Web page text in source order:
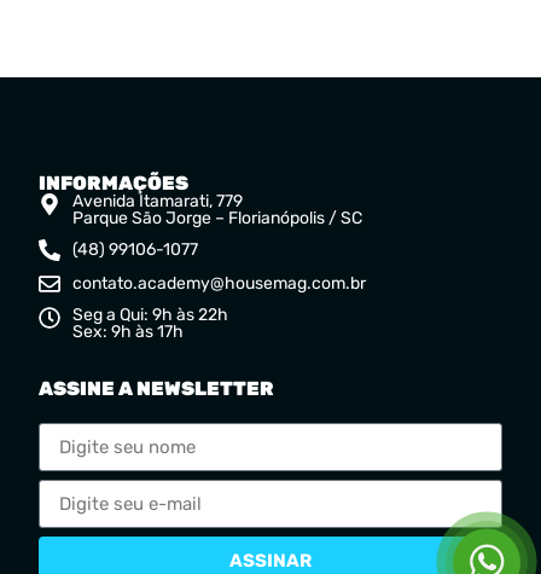
INFORMAÇÕES
Avenida Itamarati, 779
Parque São Jorge – Florianópolis / SC
(48) 99106-1077
contato.academy@housemag.com.br
Seg a Qui: 9h às 22h
Sex: 9h às 17h
ASSINE A NEWSLETTER
ASSINAR